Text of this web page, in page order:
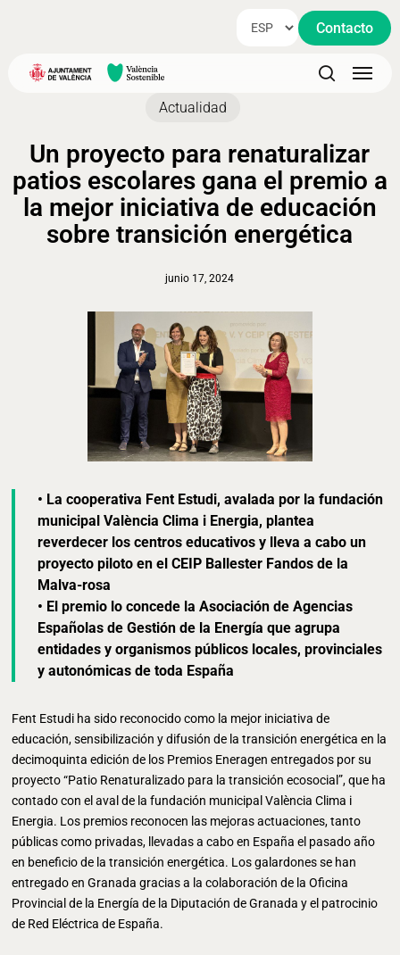
content
Contacto
search
Menu
Actualidad
Un proyecto para renaturalizar
patios escolares gana el premio a
la mejor iniciativa de educación
sobre transición energética
junio 17, 2024
• La cooperativa Fent Estudi, avalada por la fundación
municipal València Clima i Energia, plantea
reverdecer los centros educativos y lleva a cabo un
proyecto piloto en el CEIP Ballester Fandos de la
Malva-rosa
• El premio lo concede la Asociación de Agencias
Españolas de Gestión de la Energía que agrupa
entidades y organismos públicos locales, provinciales
y autonómicas de toda España
Fent Estudi ha sido reconocido como la mejor iniciativa de
educación, sensibilización y difusión de la transición energética en la
decimoquinta edición de los Premios Eneragen entregados por su
proyecto “Patio Renaturalizado para la transición ecosocial”, que ha
contado con el aval de la fundación municipal València Clima i
Energia. Los premios reconocen las mejoras actuaciones, tanto
públicas como privadas, llevadas a cabo en España el pasado año
en beneficio de la transición energética. Los galardones se han
entregado en Granada gracias a la colaboración de la Oficina
Provincial de la Energía de la Diputación de Granada y el patrocinio
de Red Eléctrica de España.